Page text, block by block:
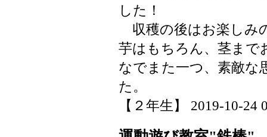
した！
収穫の後はお楽しみ
芋はもちろん、茎まで
なでまた一つ、素敵な
た。
【２年生】 2019-10-24